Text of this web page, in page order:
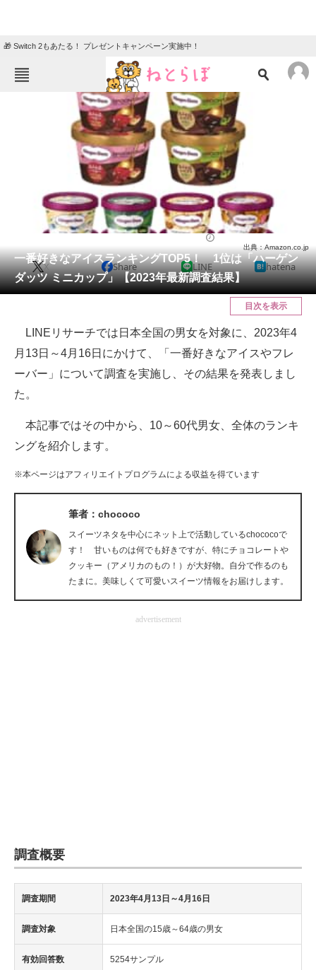
🎁 Switch 2もあたる！ プレゼントキャンペーン実施中！
ねとらぼメニュー
ニュース
クイズ
地域
教育・育児
リサーチ
会員記事
メディア
ITの今と未来を見通す
スマホと通信の最新トレンド
ビジネスと働き方のヒント
企業ITのトレンドを詳説
経営リーダーのコミュニティ
ITエンジニア向け専門サイト
建設×テクノロジーの最前線
ちょっと気になるネットの話題
一番好きなアイスランキングTOP5！ 1位は「ハーゲン
ダッツ ミニカップ」【2023年最新調査結果】
出典：Amazon.co.jp
X Share LINE hatena
目次を表示
LINEリサーチでは日本全国の男女を対象に、2023年4
月13日～4月16日にかけて、「一番好きなアイスやフレ
ーバー」について調査を実施し、その結果を発表しまし
た。
本記事ではその中から、10～60代男女、全体のランキ
ングを紹介します。
※本ページはアフィリエイトプログラムによる収益を得ています
筆者：chococo
スイーツネタを中心にネット上で活動しているchococoで
す！ 甘いものは何でも好きですが、特にチョコレートや
クッキー（アメリカのもの！）が大好物。自分で作るのも
たまに。美味しくて可愛いスイーツ情報をお届けします。
advertisement
調査概要
調査期間 2023年4月13日～4月16日
調査対象 日本全国の15歳～64歳の男女
有効回答数 5254サンプル